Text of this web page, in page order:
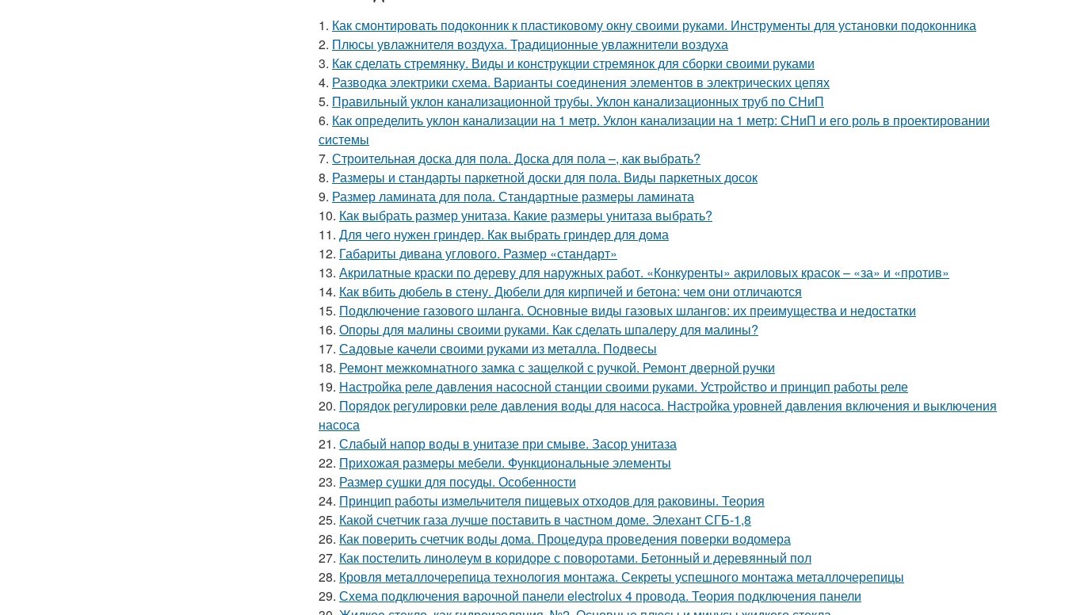
1. Как смонтировать подоконник к пластиковому окну своими руками. Инструменты для установки подоконника
2. Плюсы увлажнителя воздуха. Традиционные увлажнители воздуха
3. Как сделать стремянку. Виды и конструкции стремянок для сборки своими руками
4. Разводка электрики схема. Варианты соединения элементов в электрических цепях
5. Правильный уклон канализационной трубы. Уклон канализационных труб по СНиП
6. Как определить уклон канализации на 1 метр. Уклон канализации на 1 метр: СНиП и его роль в проектировании
системы
7. Строительная доска для пола. Доска для пола –, как выбрать?
8. Размеры и стандарты паркетной доски для пола. Виды паркетных досок
9. Размер ламината для пола. Стандартные размеры ламината
10. Как выбрать размер унитаза. Какие размеры унитаза выбрать?
11. Для чего нужен гриндер. Как выбрать гриндер для дома
12. Габариты дивана углового. Размер «стандарт»
13. Акрилатные краски по дереву для наружных работ. «Конкуренты» акриловых красок – «за» и «против»
14. Как вбить дюбель в стену. Дюбели для кирпичей и бетона: чем они отличаются
15. Подключение газового шланга. Основные виды газовых шлангов: их преимущества и недостатки
16. Опоры для малины своими руками. Как сделать шпалеру для малины?
17. Садовые качели своими руками из металла. Подвесы
18. Ремонт межкомнатного замка с защелкой с ручкой. Ремонт дверной ручки
19. Настройка реле давления насосной станции своими руками. Устройство и принцип работы реле
20. Порядок регулировки реле давления воды для насоса. Настройка уровней давления включения и выключения
насоса
21. Слабый напор воды в унитазе при смыве. Засор унитаза
22. Прихожая размеры мебели. Функциональные элементы
23. Размер сушки для посуды. Особенности
24. Принцип работы измельчителя пищевых отходов для раковины. Теория
25. Какой счетчик газа лучше поставить в частном доме. Элехант СГБ-1,8
26. Как поверить счетчик воды дома. Процедура проведения поверки водомера
27. Как постелить линолеум в коридоре с поворотами. Бетонный и деревянный пол
28. Кровля металлочерепица технология монтажа. Секреты успешного монтажа металлочерепицы
29. Схема подключения варочной панели electrolux 4 провода. Теория подключения панели